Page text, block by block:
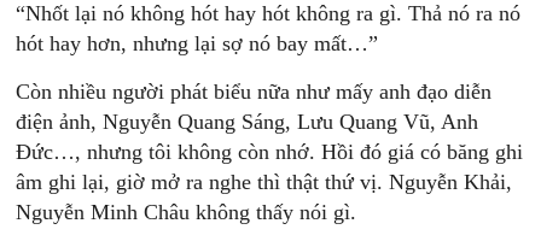
“Nhốt lại nó không hót hay hót không ra gì. Thả nó ra nó
hót hay hơn, nhưng lại sợ nó bay mất…”
Còn nhiều người phát biểu nữa như mấy anh đạo diễn
điện ảnh, Nguyễn Quang Sáng, Lưu Quang Vũ, Anh
Đức…, nhưng tôi không còn nhớ. Hồi đó giá có băng ghi
âm ghi lại, giờ mở ra nghe thì thật thứ vị. Nguyễn Khải,
Nguyễn Minh Châu không thấy nói gì.